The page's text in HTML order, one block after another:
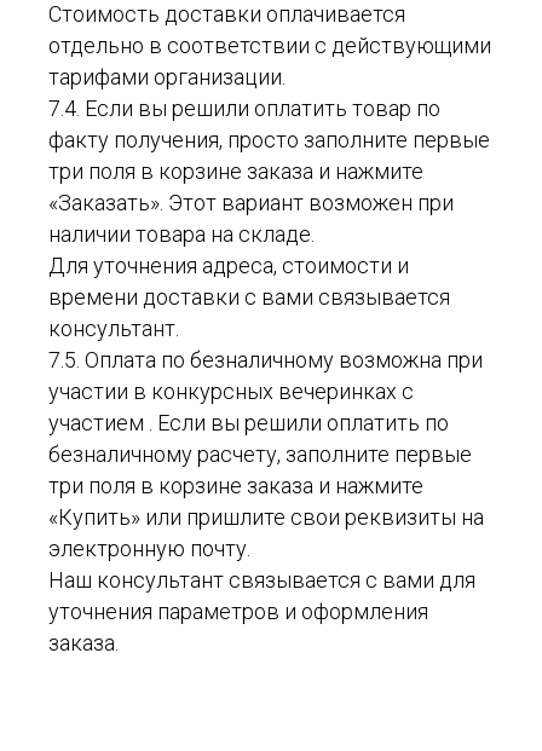
Стоимость доставки оплачивается
отдельно в соответствии с действующими
тарифами организации.
7.4. Если вы решили оплатить товар по
факту получения, просто заполните первые
три поля в корзине заказа и нажмите
«Заказать». Этот вариант возможен при
наличии товара на складе.
Для уточнения адреса, стоимости и
времени доставки с вами связывается
консультант.
7.5. Оплата по безналичному возможна при
участии в конкурсных вечеринках с
участием . Если вы решили оплатить по
безналичному расчету, заполните первые
три поля в корзине заказа и нажмите
«Купить» или пришлите свои реквизиты на
электронную почту.
Наш консультант связывается с вами для
уточнения параметров и оформления
заказа.